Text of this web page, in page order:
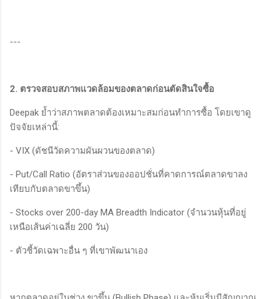
---
2. ตรวจสอบสภาพแวดล้อมของตลาดก่อนตัดสินใจซื้อ
Deepak ย้ำว่าสภาพตลาดต้องเหมาะสมก่อนทำการซื้อ โดยเขาดู
ปัจจัยเหล่านี้:
- VIX (ดัชนีวัดความผันผวนของตลาด)
- Put/Call Ratio (อัตราส่วนของออปชั่นที่คาดการณ์ตลาดขาลง
เทียบกับตลาดขาขึ้น)
- Stocks over 200-day MA Breadth Indicator (จำนวนหุ้นที่อยู่
เหนือเส้นค่าเฉลี่ย 200 วัน)
- ตัวชี้วัดเฉพาะอื่น ๆ ที่เขาพัฒนาเอง